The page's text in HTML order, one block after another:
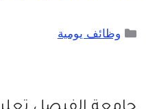
وظائف يومية